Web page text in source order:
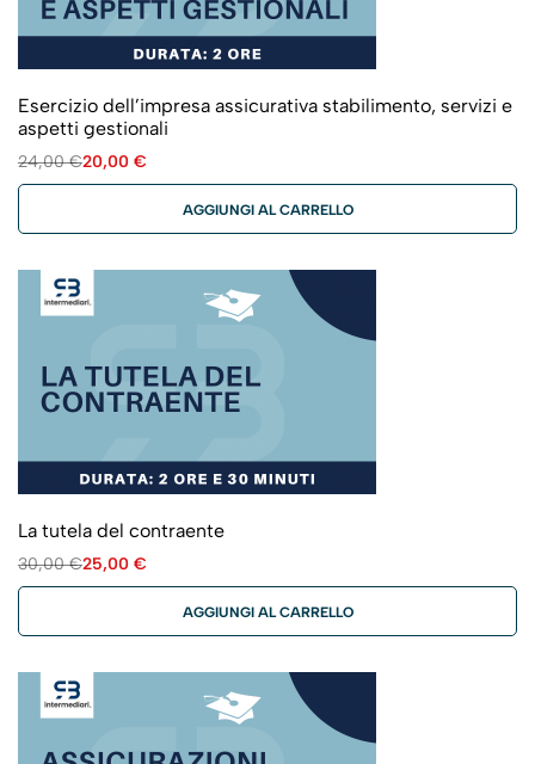
Esercizio dell’impresa assicurativa stabilimento, servizi e
aspetti gestionali
24,00€20,00 €
AGGIUNGI AL CARRELLO
La tutela del contraente
30,00€25,00 €
AGGIUNGI AL CARRELLO